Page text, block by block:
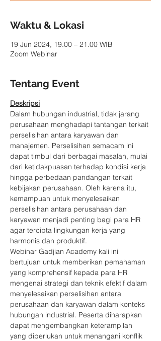
Waktu & Lokasi
19 Jun 2024, 19.00 – 21.00 WIB
Zoom Webinar
Tentang Event
Deskripsi
Dalam hubungan industrial, tidak jarang
perusahaan menghadapi tantangan terkait
perselisihan antara karyawan dan
manajemen. Perselisihan semacam ini
dapat timbul dari berbagai masalah, mulai
dari ketidakpuasan terhadap kondisi kerja
hingga perbedaan pandangan terkait
kebijakan perusahaan. Oleh karena itu,
kemampuan untuk menyelesaikan
perselisihan antara perusahaan dan
karyawan menjadi penting bagi para HR
agar tercipta lingkungan kerja yang
harmonis dan produktif.
Webinar Gadjian Academy kali ini
bertujuan untuk memberikan pemahaman
yang komprehensif kepada para HR
mengenai strategi dan teknik efektif dalam
menyelesaikan perselisihan antara
perusahaan dan karyawan dalam konteks
hubungan industrial. Peserta diharapkan
dapat mengembangkan keterampilan
yang diperlukan untuk menangani konflik